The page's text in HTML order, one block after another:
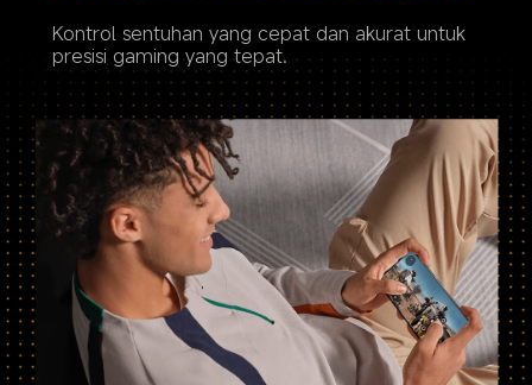
Kontrol sentuhan yang cepat dan akurat untuk
presisi gaming yang tepat.